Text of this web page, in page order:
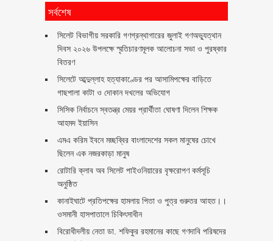
সর্বশেষ
সিলেট বিভাগীয় সরকারি গণগ্রন্থাগারের জুলাই গণঅভ্যুত্থান
দিবস ২০২৬ উপলক্ষে স্মৃতিচারণমূলক আলোচনা সভা ও পুরষ্কার
বিতরণ ‎ ‎
সিলেটে আব্দুল্লাহ হত্যাকাণ্ডের পর আসামিপক্ষের বাড়িতে
গাছপালা কাটা ও দোকান দখলের অভিযোগ
সিসিক নির্বাচনে স্বতন্ত্র মেয়র প্রার্থীতা ঘোষণা দিলেন শিক্ষক
আহমদ ইয়াসিন
এমএ করিম ইবনে মচ্ছব্বির বাংলাদেশের সকল মানুষের চোখে
ছিলেন এক নজরকাড়া মানুষ ‎
রোটারি ক্লাব অব সিলেট পাইওনিয়ারের বৃক্ষরোপণ কর্মসূচি
অনুষ্ঠিত
কানাইঘাটে প্রতিপক্ষের হামলায় পিতা ও পুত্র গুরুতর আহত।।
ওসমানী হাসপাতালে চিকিৎসাধীন
বিরোধীদলীয় নেতা ডা. শফিকুর রহমানের কাছে গণদাবি পরিষদের